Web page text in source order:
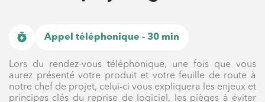
Appel téléphonique - 30 min
Lors du rendez-vous téléphonique, une fois que vous
aurez présenté votre produit et votre feuille de route à
notre chef de projet, celui-ci vous expliquera les enjeux et
principes clés du reprise de logiciel, les pièges à éviter